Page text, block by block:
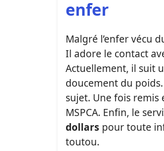
enfer
Malgré l’enfer vécu
Il adore le contact
Actuellement, il suit
doucement du
sujet. Une fois
MSPCA. Enfin, le
dollars pour toute
toutou.